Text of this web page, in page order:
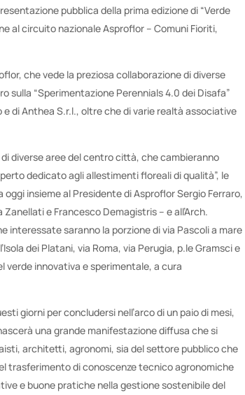
pubblica della prima edizione di “Verde
al circuito nazionale Asproflor – Comuni Fioriti,
che vede la preziosa collaborazione di diverse
sulla “Sperimentazione Perennials 4.0 dei Disafa”
e di Anthea S.r.l., oltre che di varie realtà associative
diverse aree del centro città, che cambieranno
dedicato agli allestimenti floreali di qualità”, le
oggi insieme al Presidente di Asproflor Sergio Ferraro,
e Francesco Demagistris – e all’Arch.
interessate saranno la porzione di via Pascoli a mare
dei Platani, via Roma, via Perugia, p.le Gramsci e
verde innovativa e sperimentale, a cura
giorni per concludersi nell’arco di un paio di mesi,
una grande manifestazione diffusa che si
architetti, agronomi, sia del settore pubblico che
trasferimento di conoscenze tecnico agronomiche
e buone pratiche nella gestione sostenibile del